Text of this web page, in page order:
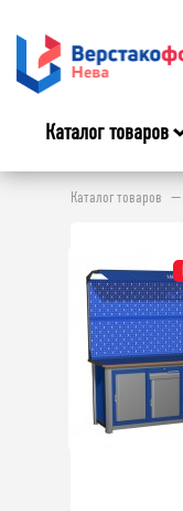
Каталог товаров
Каталог товаров